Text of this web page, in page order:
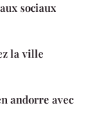
sociaux
la ville
andorre avec